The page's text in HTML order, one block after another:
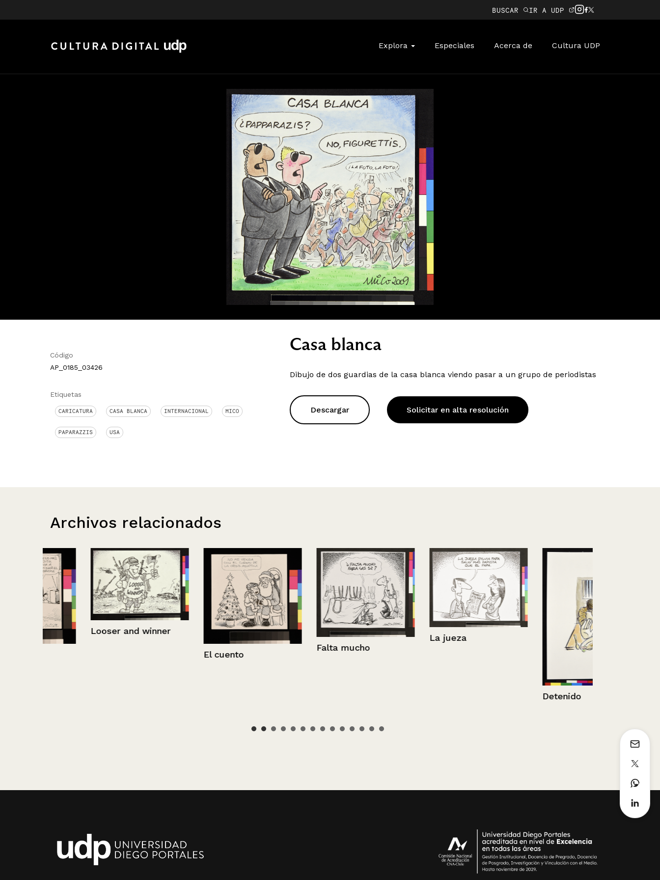
BUSCAR IR A UDP
Explora Especiales Acerca de Cultura UDP
Código
AP_0185_03426
Etiquetas
CARICATURA CASA BLANCA INTERNACIONAL MICO
PAPARAZZIS USA
Casa blanca
Dibujo de dos guardias de la casa blanca viendo pasar a un grupo de periodistas
Descargar Solicitar en alta resolución
Archivos relacionados
Looser and winner
Falta mucho
La jueza